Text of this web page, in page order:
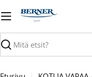
sisältöön
Haku